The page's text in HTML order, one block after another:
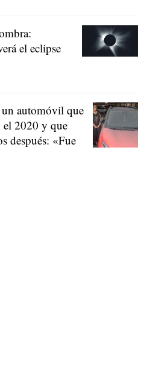
el eclipse
automóvil que
2020 y que
después: «Fue